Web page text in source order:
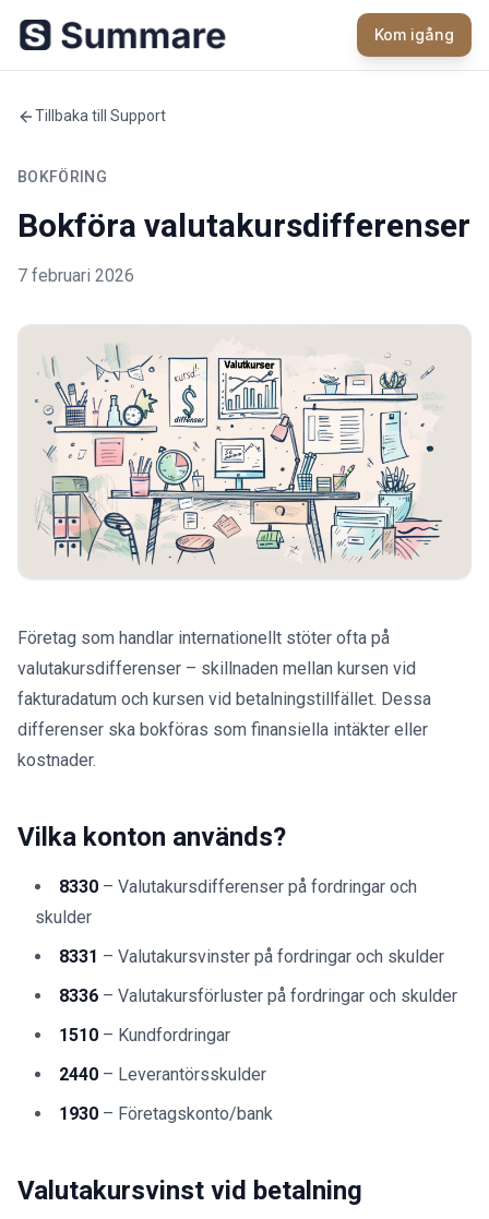
Kom igång
Tillbaka till Support
BOKFÖRING
Bokföra valutakursdifferenser
7 februari 2026
Företag som handlar internationellt stöter ofta på
valutakursdifferenser – skillnaden mellan kursen vid
fakturadatum och kursen vid betalningstillfället. Dessa
differenser ska bokföras som finansiella intäkter eller
kostnader.
Vilka konton används?
8330 – Valutakursdifferenser på fordringar och
skulder
8331 – Valutakursvinster på fordringar och skulder
8336 – Valutakursförluster på fordringar och skulder
1510 – Kundfordringar
2440 – Leverantörsskulder
1930 – Företagskonto/bank
Valutakursvinst vid betalning